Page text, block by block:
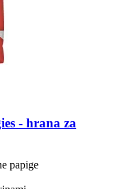
-​ hrana za
papige